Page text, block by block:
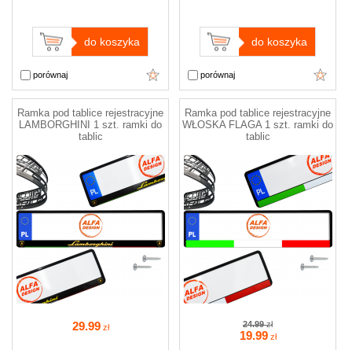
do koszyka
porównaj
do koszyka
porównaj
Ramka pod tablice rejestracyjne
LAMBORGHINI 1 szt. ramki do
tablic
29.99 zł
Ramka pod tablice rejestracyjne
WŁOSKA FLAGA 1 szt. ramki do
tablic
24.99 zł
19.99 zł